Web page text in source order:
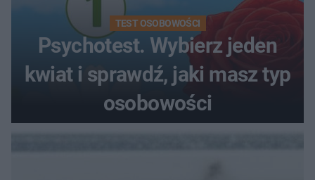
TEST OSOBOWOŚCI
Psychotest. Wybierz jeden
kwiat i sprawdź, jaki masz typ
osobowości